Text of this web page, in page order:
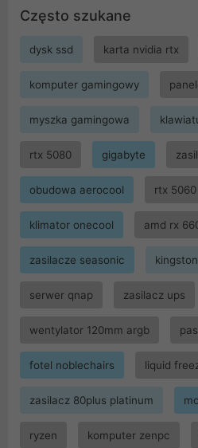
Często szukane
dysk ssd karta nvidia rtx
komputer gamingowy
myszka gamingowa
rtx 5080 gigabyte
obudowa aerocool rtx 5060
klimator onecool amd rx
zasilacze seasonic
serwer qnap zasilacz ups
wentylator 120mm argb
fotel noblechairs liquid
zasilacz 80plus platinum
ryzen komputer zenpc